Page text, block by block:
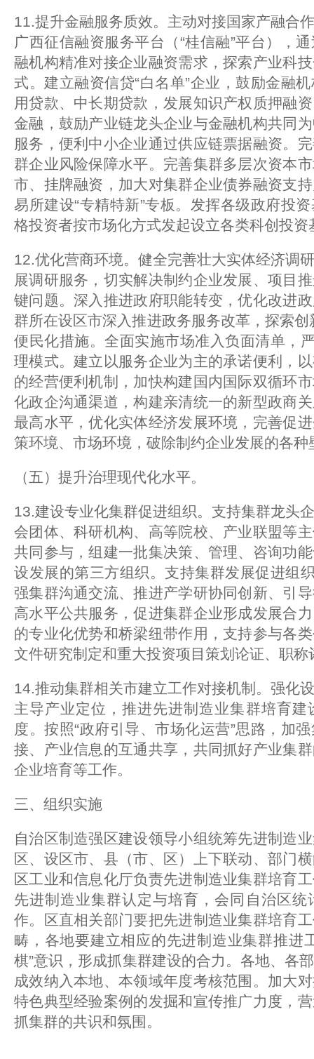
11.提升金融服务质效。主动对接国家产融合
广西征信融资服务平台（“桂信融”平台），
融机构精准对接企业融资需求，探索产业科
式。建立融资信贷“白名单”企业，鼓励金融
用贷款、中长期贷款，发展知识产权质押融
金融，鼓励产业链龙头企业与金融机构共同
服务，便利中小企业通过供应链票据融资。
群企业风险保障水平。完善集群多层次资本
市、挂牌融资，加大对集群企业债券融资支
易所建设“专精特新”专板。发挥各级政府投
格投资者按市场化方式发起设立各类科创投
12.优化营商环境。健全完善壮大实体经济调
展调研服务，切实解决制约企业发展、项目
键问题。深入推进政府职能转变，优化改进
群所在设区市深入推进政务服务改革，探索创
便民化措施。全面实施市场准入负面清单，
理模式。建立以服务企业为主的承诺便利，
的经营便利机制，加快构建国内国际双循环
化政企沟通渠道，构建亲清统一的新型政商
最高水平，优化实体经济发展环境，完善促
策环境、市场环境，破除制约企业发展的各种
（五）提升治理现代化水平。
13.建设专业化集群促进组织。支持集群龙头
会团体、科研机构、高等院校、产业联盟等
共同参与，组建一批集决策、管理、咨询功
设发展的第三方组织。支持集群发展促进组
强集群沟通交流、推进产学研协同创新、引
高水平公共服务，促进集群企业形成发展合
的专业化优势和桥梁纽带作用，支持参与各
文件研究制定和重大投资项目策划论证、职称
14.推动集群相关市建立工作对接机制。强化
主导产业定位，推进先进制造业集群培育
度。按照“政府引导、市场化运营”思路，加
接、产业信息的互通共享，共同抓好产业集
企业培育等工作。
三、组织实施
自治区制造强区建设领导小组统筹先进制造
区、设区市、县（市、区）上下联动、部门
区工业和信息化厅负责先进制造业集群培育
先进制造业集群认定与培育，会同自治区
作。区直相关部门要把先进制造业集群培育
畴，各地要建立相应的先进制造业集群推进
棋”意识，形成抓集群建设的合力。各地、各
成效纳入本地、本领域年度考核范围。加大
特色典型经验案例的发掘和宣传推广力度，
抓集群的共识和氛围。